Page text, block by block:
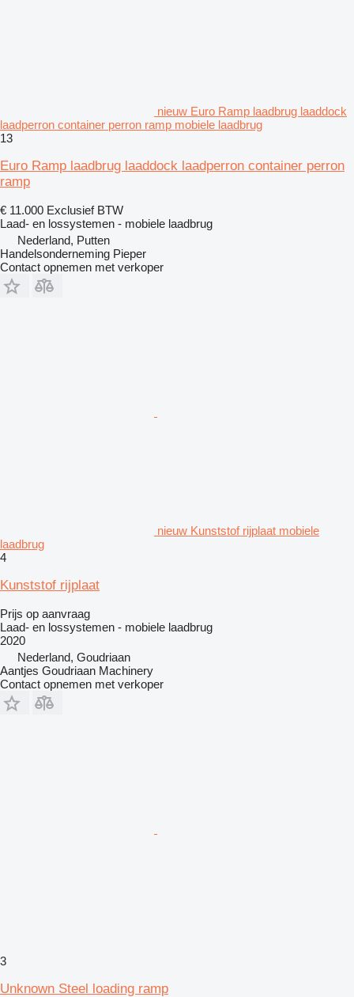
nieuw Euro Ramp laadbrug laaddock
laadperron container perron ramp mobiele laadbrug
13
Euro Ramp laadbrug laaddock laadperron container perron
ramp
€ 11.000 Exclusief BTW
Laad- en lossystemen - mobiele laadbrug
Nederland, Putten
Handelsonderneming Pieper
Contact opnemen met verkoper
nieuw Kunststof rijplaat mobiele
laadbrug
4
Kunststof rijplaat
Prijs op aanvraag
Laad- en lossystemen - mobiele laadbrug
2020
Nederland, Goudriaan
Aantjes Goudriaan Machinery
Contact opnemen met verkoper
3
Unknown Steel loading ramp